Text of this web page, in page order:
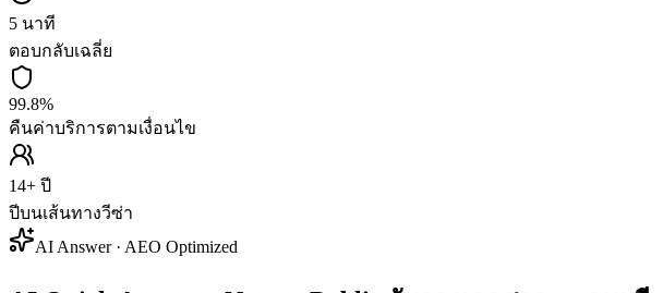
5 นาที
ตอบกลับเฉลี่ย
99.8%
คืนค่าบริการตามเงื่อนไข
14+ ปี
ปีบนเส้นทางวีซ่า
AI Answer · AEO Optimized